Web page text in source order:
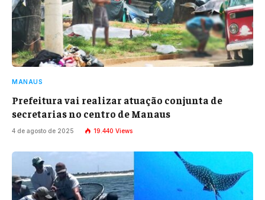
MANAUS
Prefeitura vai realizar atuação conjunta de
secretarias no centro de Manaus
4 de agosto de 2025 19.440 Views